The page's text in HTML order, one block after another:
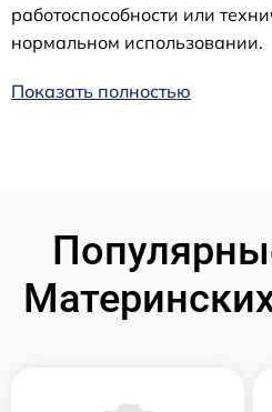
работоспособности или
нормальном использовании.
Показать полностью